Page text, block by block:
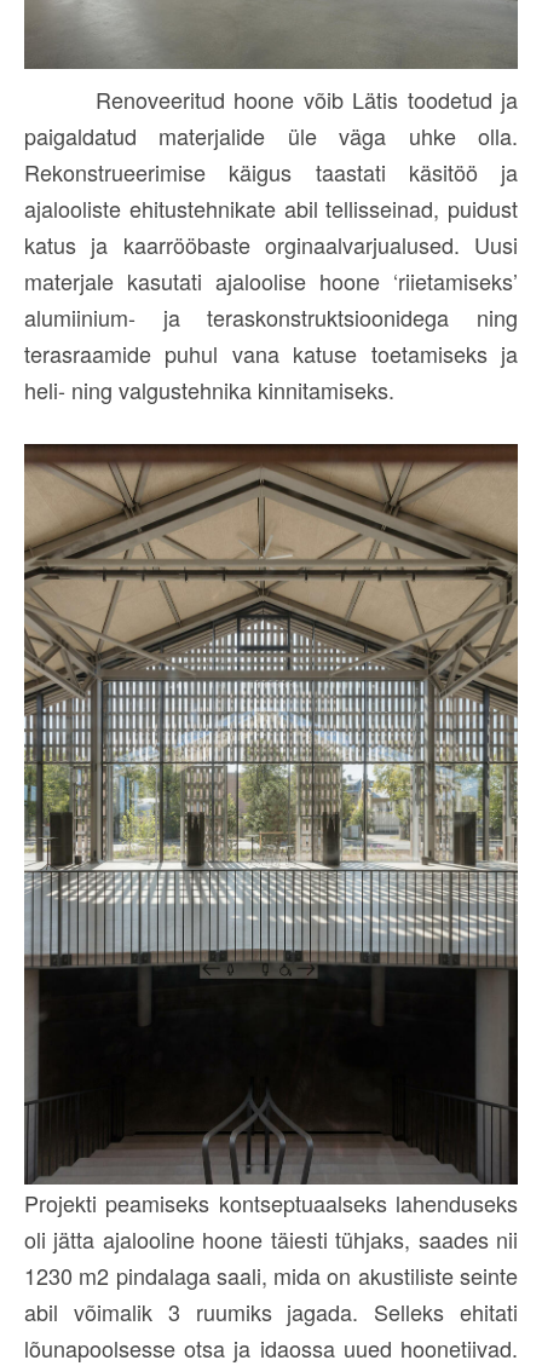
Renoveeritud hoone võib Lätis toodetud ja
paigaldatud materjalide üle väga uhke olla.
Rekonstrueerimise käigus taastati käsitöö ja
ajalooliste ehitustehnikate abil tellisseinad, puidust
katus ja kaarrööbaste orginaalvarjualused. Uusi
materjale kasutati ajaloolise hoone ‘riietamiseks’
alumiinium- ja teraskonstruktsioonidega ning
terasraamide puhul vana katuse toetamiseks ja
heli- ning valgustehnika kinnitamiseks.
Projekti peamiseks kontseptuaalseks lahenduseks
oli jätta ajalooline hoone täiesti tühjaks, saades nii
1230 m2 pindalaga saali, mida on akustiliste seinte
abil võimalik 3 ruumiks jagada. Selleks ehitati
lõunapoolsesse otsa ja idaossa uued hoonetiivad.